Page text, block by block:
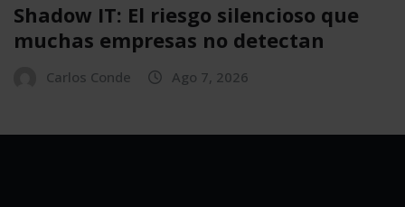
Shadow IT: El riesgo silencioso que
muchas empresas no detectan
Carlos Conde Ago 7, 2026